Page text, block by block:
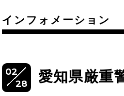
インフォメーション
02
28
愛知県厳重